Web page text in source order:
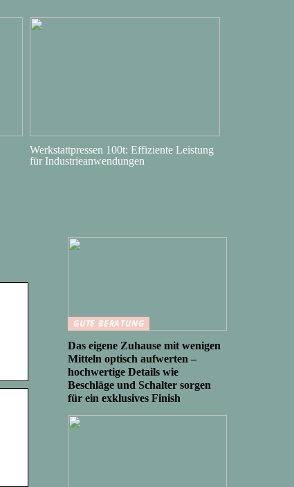
Werkstattpressen 100t: Effiziente Leistung
für Industrieanwendungen
GUTE BERATUNG
Das eigene Zuhause mit wenigen
Mitteln optisch aufwerten –
hochwertige Details wie
Beschläge und Schalter sorgen
für ein exklusives Finish